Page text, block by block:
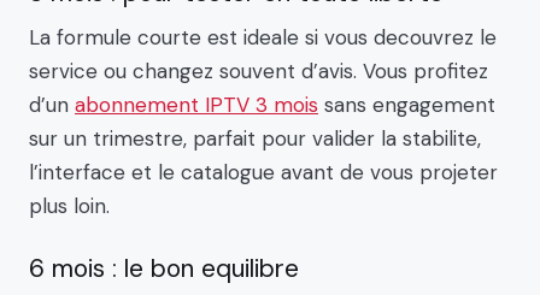
La formule courte est ideale si vous decouvrez le
service ou changez souvent d’avis. Vous profitez
d’un abonnement IPTV 3 mois sans engagement
sur un trimestre, parfait pour valider la stabilite,
l’interface et le catalogue avant de vous projeter
plus loin.
6 mois : le bon equilibre